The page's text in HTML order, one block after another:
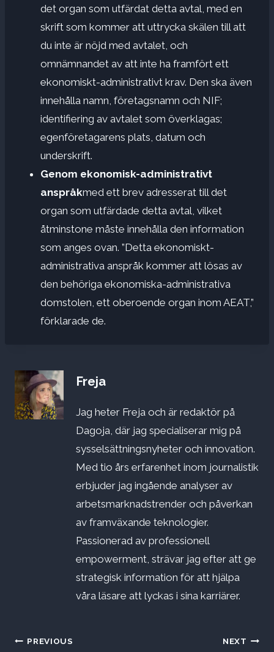
det organ som utfärdat detta avtal, med en
skrift som kommer att uttrycka skälen till att
du inte är nöjd med avtalet, och
omnämnandet av att inte ha framfört ett
ekonomiskt-administrativt krav. Den ska även
innehålla namn, företagsnamn och NIF;
identifiering av avtalet som överklagas;
egenföretagarens plats, datum och
underskrift.
Genom ekonomisk-administrativt
anspråkmed ett brev adresserat till det
organ som utfärdade detta avtal, vilket
åtminstone måste innehålla den information
som anges ovan. ”Detta ekonomiskt-
administrativa anspråk kommer att lösas av
den behöriga ekonomiska-administrativa
domstolen, ett oberoende organ inom AEAT,”
förklarade de.
Freja
Jag heter Freja och är redaktör på
Dagoja, där jag specialiserar mig på
sysselsättningsnyheter och innovation.
Med tio års erfarenhet inom journalistik
erbjuder jag ingående analyser av
arbetsmarknadstrender och påverkan
av framväxande teknologier.
Passionerad av professionell
empowerment, strävar jag efter att ge
strategisk information för att hjälpa
våra läsare att lyckas i sina karriärer.
Inläggsnavigering
PREVIOUS NEXT